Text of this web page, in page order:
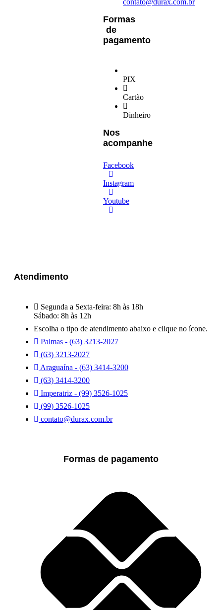
Formas
de
pagamento
PIX
Cartão
Dinheiro
Nos
acompanhe
Facebook
Instagram
Youtube
Atendimento
Segunda a Sexta-feira: 8h às 18h
Sábado: 8h às 12h
Escolha o tipo de atendimento abaixo e clique no ícone.
Palmas - (63) 3213-2027
(63) 3213-2027
Araguaína - (63) 3414-3200
(63) 3414-3200
Imperatriz - (99) 3526-1025
(99) 3526-1025
contato@durax.com.br
Formas de pagamento